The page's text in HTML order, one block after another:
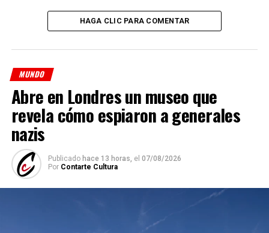
HAGA CLIC PARA COMENTAR
MUNDO
Abre en Londres un museo que
revela cómo espiaron a generales
nazis
Publicado hace 13 horas, el 07/08/2026
Por Contarte Cultura